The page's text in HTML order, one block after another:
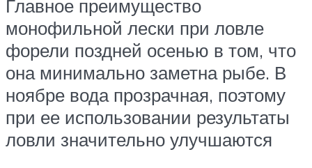
Главное преимущество
монофильной лески при ловле
форели поздней осенью в том, что
она минимально заметна рыбе. В
ноябре вода прозрачная, поэтому
при ее использовании результаты
ловли значительно улучшаются